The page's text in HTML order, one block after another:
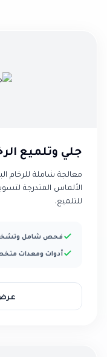
جلي وتلميع
معالجة شاملة للرخام
الألماس المتدرجة
للتلميع.
فحص شامل
أدوات ومعدات